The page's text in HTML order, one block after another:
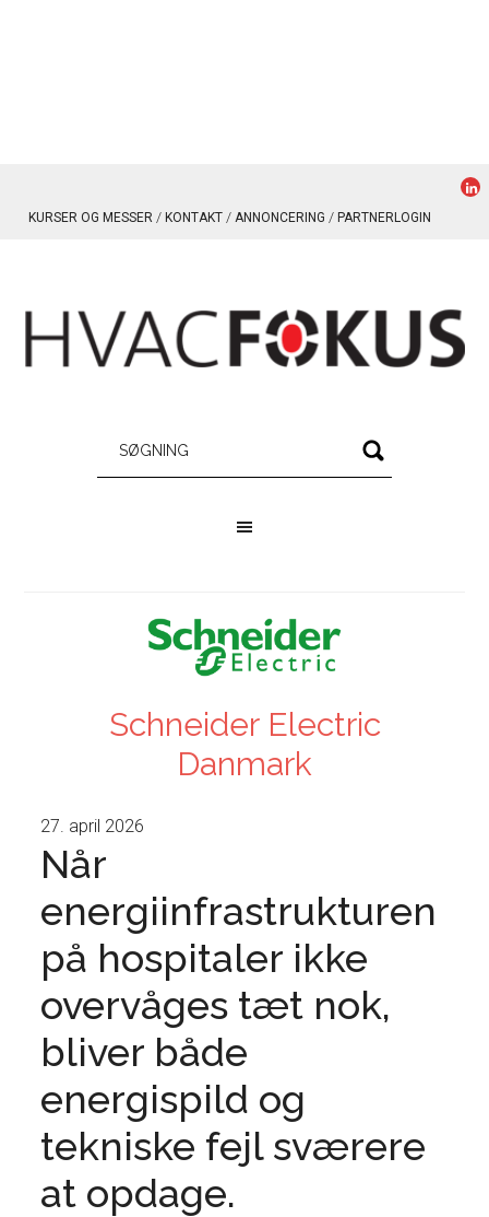
KURSER OG MESSER KONTAKT ANNONCERING PARTNERLOGIN
Schneider Electric
Danmark
27. april 2026
Når
energiinfrastrukturen
på hospitaler ikke
overvåges tæt nok,
bliver både
energispild og
tekniske fejl sværere
at opdage.